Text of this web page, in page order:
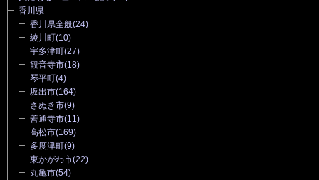
香川県
香川県全般(24)
綾川町(10)
宇多津町(27)
観音寺市(18)
琴平町(4)
坂出市(164)
さぬき市(9)
善通寺市(11)
高松市(169)
多度津町(9)
東かがわ市(22)
丸亀市(54)